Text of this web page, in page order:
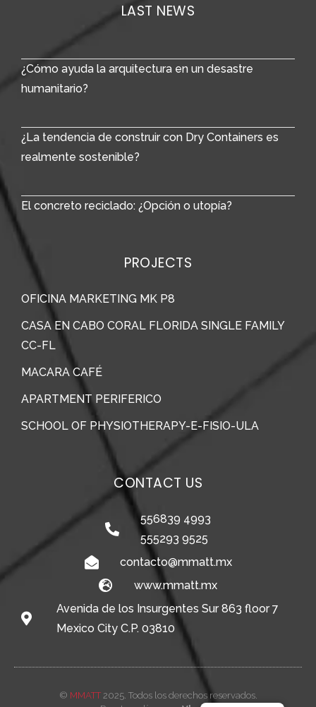
LAST NEWS
¿Cómo ayuda la arquitectura en un desastre
humanitario?
¿La tendencia de construir con Dry Containers es
realmente sostenible?
El concreto reciclado: ¿Opción o utopía?
PROJECTS
OFICINA MARKETING MK P8
CASA EN CABO CORAL FLORIDA SINGLE FAMILY
CC-FL
MACARA CAFÉ
APARTMENT PERIFERICO
SCHOOL OF PHYSIOTHERAPY-E-FISIO-ULA
CONTACT US
556839 4993
555293 9525
contacto@mmatt.mx
www.mmatt.mx
Avenida de los Insurgentes Sur 863 floor 7
Mexico City C.P. 03810
© MMATT 2025. Todos los derechos reservados.